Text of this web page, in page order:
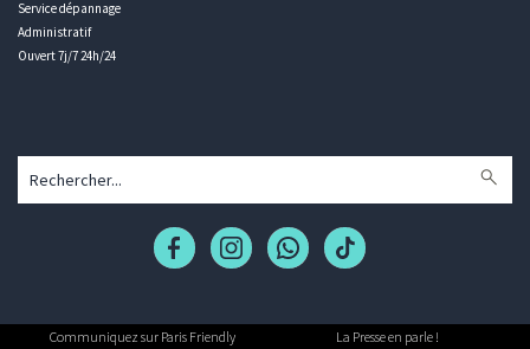
Service dépannage
Administratif
Ouvert 7j/7 24h/24
Communiquez sur Paris Friendly La Presse en parle !